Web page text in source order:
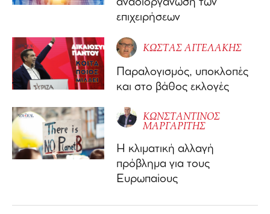
αναδιοργάνωση των
επιχειρήσεων
ΚΩΣΤΑΣ ΑΓΓΕΛΑΚΗΣ
Παραλογισμός, υποκλοπές
και στο βάθος εκλογές
ΚΩΝΣΤΑΝΤΙΝΟΣ
ΜΑΡΓΑΡΙΤΗΣ
Η κλιματική αλλαγή
πρόβλημα για τους
Ευρωπαίους